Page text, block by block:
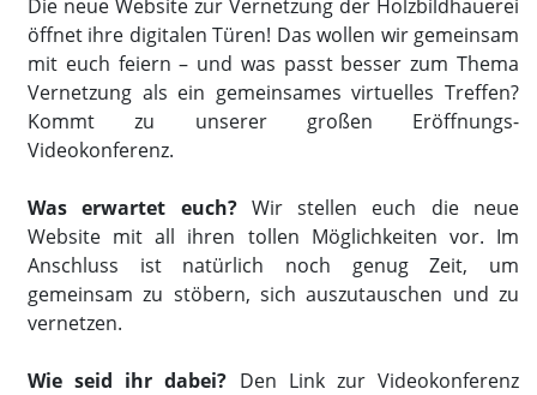
Die neue Website zur Vernetzung der Holzbildhauerei
öffnet ihre digitalen Türen! Das wollen wir gemeinsam
mit euch feiern – und was passt besser zum Thema
Vernetzung als ein gemeinsames virtuelles Treffen?
Kommt zu unserer großen Eröffnungs-
Videokonferenz.
Was erwartet euch?Wir stellen euch die neue
Website mit all ihren tollen Möglichkeiten vor. Im
Anschluss ist natürlich noch genug Zeit, um
gemeinsam zu stöbern, sich auszutauschen und zu
vernetzen.
Wie seid ihr dabei? Den Link zur Videokonferenz